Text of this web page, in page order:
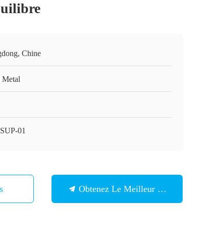
Chine
Metal
01
Obtenez Le Meilleur Prix